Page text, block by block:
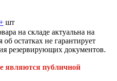
шт
на складе актуальна на
остатках не гарантирует
резервирующих документов.
являются публичной